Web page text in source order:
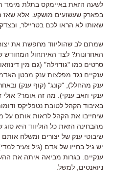
לשעה הזאת באיימקס בתלת מימד
בפארק שעשועים מושקע. אלא שאז
שאותו לא הראו לכם בטריילר, ובצדק.
שמתם לב שהוליווד מחפשת את
האחרונות? לצד האיתחול המחודש
סרטים כמו "גודזילה" (גם מין
ענקיים נגד מפלצות ענק מבטן
ענק מהחלל), "קונג" (קוף ענק)
ענקי וזאב ענקי). מה זה אומר? אולי
באיבוד הקהל לטובת נטפליקס
שיחייבו את הקהל לראות אותם על
מהבחינה הזאת כל הוליווד היא סוג
שיבוטי ענק של יצורים ומשלח
יש גיל בחייו של אדם (גיל צעיר
ענקיים. בגרות מביאה איתה את
ניואנסים, למשל.